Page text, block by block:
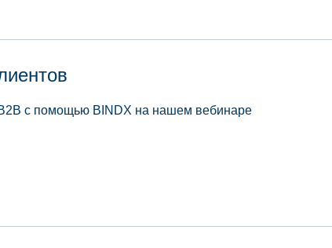
B2B с помощью BINDX на нашем вебинаре